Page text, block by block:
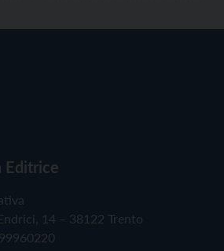
Editrice
14 – 38122 Trento